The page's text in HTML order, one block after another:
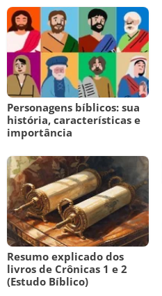
Personagens bíblicos: sua
história, características e
importância
Resumo explicado dos
livros de Crônicas 1 e 2
(Estudo Bíblico)